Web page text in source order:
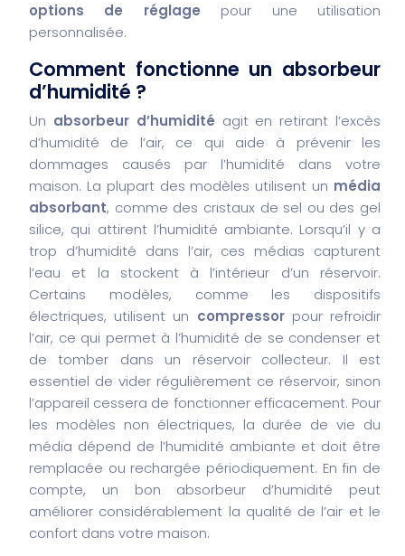
options de réglage pour une utilisation
personnalisée.
Comment fonctionne un absorbeur
d’humidité ?
Un absorbeur d’humidité agit en retirant l’excès
d’humidité de l’air, ce qui aide à prévenir les
dommages causés par l’humidité dans votre
maison. La plupart des modèles utilisent un média
absorbant, comme des cristaux de sel ou des gel
silice, qui attirent l’humidité ambiante. Lorsqu’il y a
trop d’humidité dans l’air, ces médias capturent
l’eau et la stockent à l’intérieur d’un réservoir.
Certains modèles, comme les dispositifs
électriques, utilisent un compressorpour refroidir
l’air, ce qui permet à l’humidité de se condenser et
de tomber dans un réservoir collecteur. Il est
essentiel de vider régulièrement ce réservoir, sinon
l’appareil cessera de fonctionner efficacement. Pour
les modèles non électriques, la durée de vie du
média dépend de l’humidité ambiante et doit être
remplacée ou rechargée périodiquement. En fin de
compte, un bon absorbeur d’humidité peut
améliorer considérablement la qualité de l’air et le
confort dans votre maison.